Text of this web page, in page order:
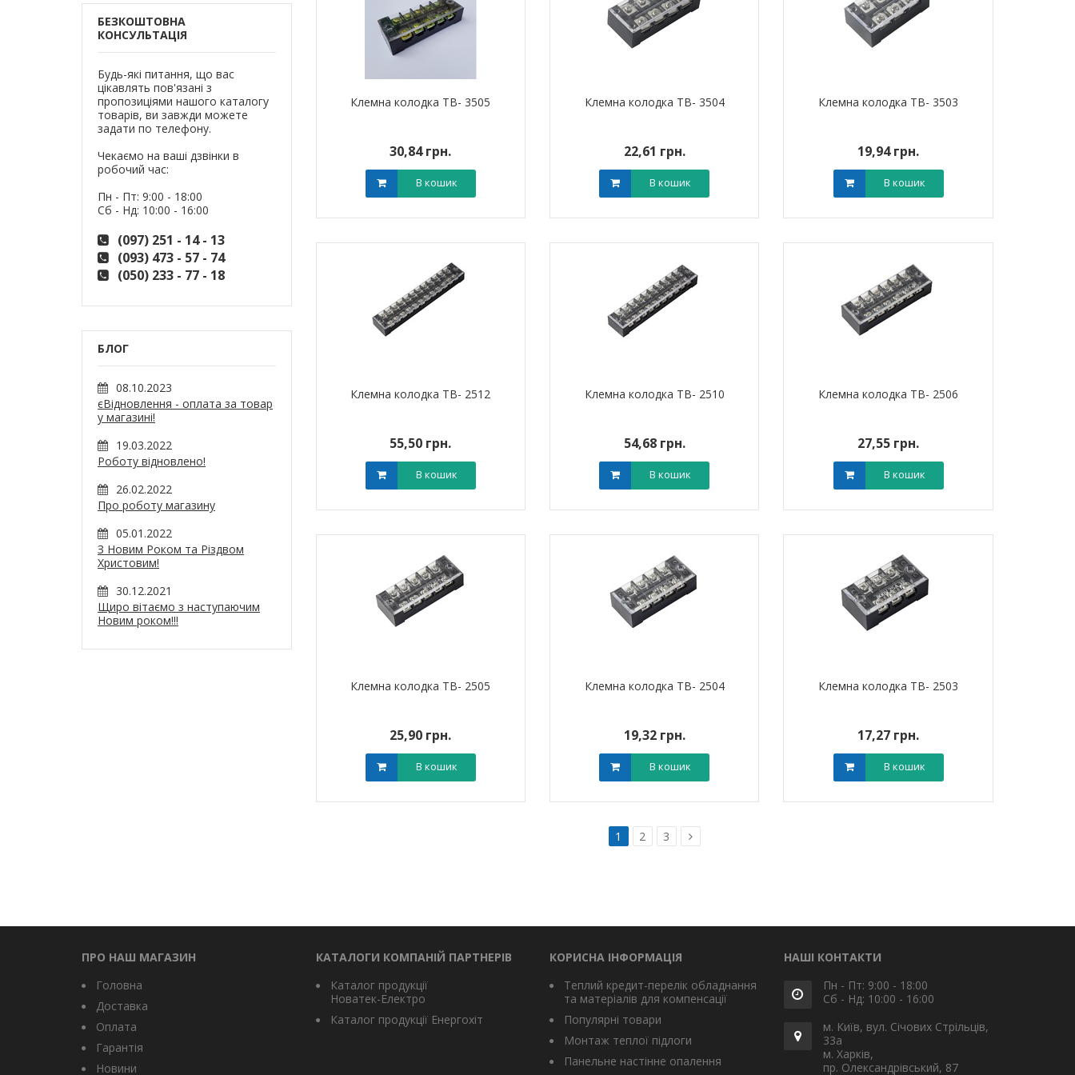
БЕЗКОШТОВНА
КОНСУЛЬТАЦІЯ
Будь-які питання, що вас
цікавлять пов'язані з
пропозиціями нашого каталогу
товарів, ви завжди можете
задати по телефону.
Чекаємо на ваші дзвінки в
робочий час:
Пн - Пт: 9:00 - 18:00
Сб - Нд: 10:00 - 16:00
(097) 251 - 14 - 13
(093) 473 - 57 - 74
(050) 233 - 77 - 18
БЛОГ
08.10.2023
єВідновлення - оплата за товар
у магазині!
19.03.2022
Роботу відновлено!
26.02.2022
Про роботу магазину
05.01.2022
З Новим Роком та Різдвом
Христовим!
30.12.2021
Щиро вітаємо з наступаючим
Новим роком!!!
Клемна колодка TB- 3505
30,84 грн.
В кошик
Клемна колодка TB- 3504
22,61 грн.
В кошик
Клемна колодка TB- 3503
19,94 грн.
В кошик
Клемна колодка TB- 2512
55,50 грн.
В кошик
Клемна колодка TB- 2510
54,68 грн.
В кошик
Клемна колодка TB- 2506
27,55 грн.
В кошик
Клемна колодка TB- 2505
25,90 грн.
В кошик
Клемна колодка TB- 2504
19,32 грн.
В кошик
Клемна колодка TB- 2503
17,27 грн.
В кошик
1 2 3
ПРО НАШ МАГАЗИН
Головна
Доставка
Оплата
Гарантія
Новини
КАТАЛОГИ КОМПАНІЙ ПАРТНЕРІВ
Каталог продукції
Новатек-Електро
Каталог продукції Енергохіт
КОРИСНА ІНФОРМАЦІЯ
Теплий кредит-перелік обладнання
та матеріалів для компенсації
Популярні товари
Монтаж теплої підлоги
Панельне настінне опалення
НАШІ КОНТАКТИ
Пн - Пт: 9:00 - 18:00
Сб - Нд: 10:00 - 16:00
м. Київ, вул. Січових Стрільців,
33а
м. Харків,
пр. Олександрівський, 87